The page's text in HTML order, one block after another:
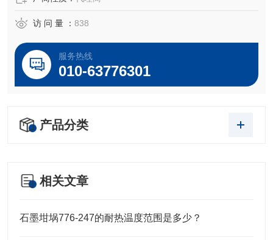
访 问 量 ： 838
服务热线
010-63776301
产品分类
相关文章
石墨坩埚776-247的耐热温度范围是多少？